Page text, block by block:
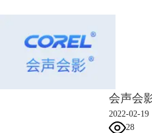
图2：使用自定义动
除了画中画滤镜，还可以使用自定义动
定义动作”，通过修改“位置”中X、Y的
换；“关键帧”可以根据需要增减；想要
调整位置与关键帧来实现，若需要放慢
间距或者缩短中心点的距离即可，自定
道上添加自定义动作的素材拉长或缩短
会声会
2022-02-19
28